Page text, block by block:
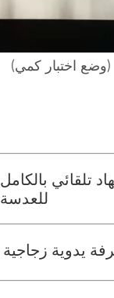
(وضع اختبار كمي)
تلقائي بالكامل
للعدسة
يدوية زجاجية